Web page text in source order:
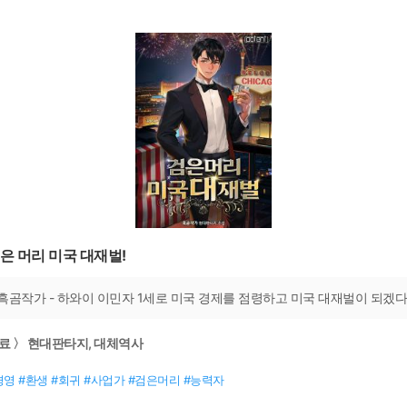
머리 미국 대재벌!
곰작가 - 하와이 이민자 1세로 미국 경제를 점령하고 미국 대재벌이 되겠
〉 현대판타지, 대체역사
영 #환생 #회귀 #사업가 #검은머리 #능력자